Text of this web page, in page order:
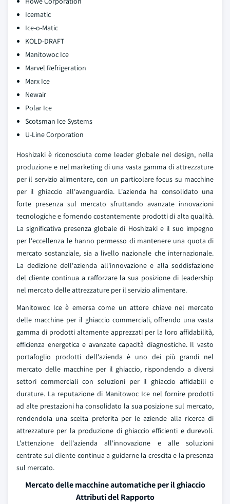
Icematic
Ice-o-Matic
KOLD-DRAFT
Manitowoc Ice
Marvel Refrigeration
Marx Ice
Newair
Polar Ice
Scotsman Ice Systems
U-Line Corporation
Hoshizaki è riconosciuta come leader globale nel design, nella
produzione e nel marketing di una vasta gamma di attrezzature
per il servizio alimentare, con un particolare focus su macchine
per il ghiaccio all'avanguardia. L'azienda ha consolidato una
forte presenza sul mercato sfruttando avanzate innovazioni
tecnologiche e fornendo costantemente prodotti di alta qualità.
La significativa presenza globale di Hoshizaki e il suo impegno
per l'eccellenza le hanno permesso di mantenere una quota di
mercato sostanziale, sia a livello nazionale che internazionale.
La dedizione dell'azienda all'innovazione e alla soddisfazione
del cliente continua a rafforzare la sua posizione di leadership
nel mercato delle attrezzature per il servizio alimentare.
Manitowoc Ice è emersa come un attore chiave nel mercato
delle macchine per il ghiaccio commerciali, offrendo una vasta
gamma di prodotti altamente apprezzati per la loro affidabilità,
efficienza energetica e avanzate capacità diagnostiche. Il vasto
portafoglio prodotti dell'azienda è uno dei più grandi nel
mercato delle macchine per il ghiaccio, rispondendo a diversi
settori commerciali con soluzioni per il ghiaccio affidabili e
durature. La reputazione di Manitowoc Ice nel fornire prodotti
ad alte prestazioni ha consolidato la sua posizione sul mercato,
rendendola una scelta preferita per le aziende alla ricerca di
attrezzature per la produzione di ghiaccio efficienti e durevoli.
L'attenzione dell'azienda all'innovazione e alle soluzioni
centrate sul cliente continua a guidarne la crescita e la presenza
sul mercato.
Mercato delle macchine automatiche per il ghiaccio
Attributi del Rapporto